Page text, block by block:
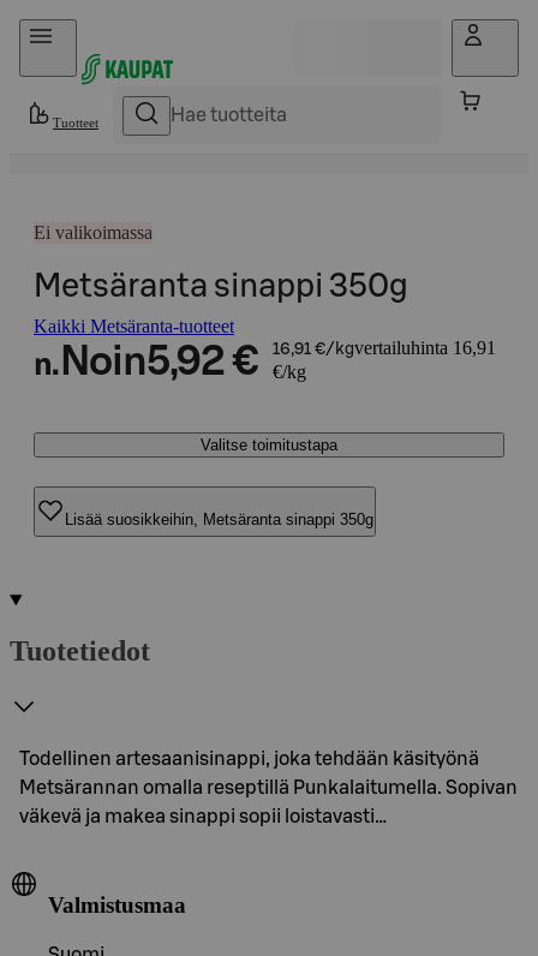
Hyppää sisältöön
Tuotteet
Ei valikoimassa
Metsäranta sinappi 350g
Kaikki Metsäranta-tuotteet
n. Noin5,92 € 16,91 €/kgvertailuhinta 16,91
€/kg
Valitse toimitustapa
Lisää suosikkeihin, Metsäranta sinappi 350g
Tuotetiedot
Todellinen artesaanisinappi, joka tehdään käsityönä
Metsärannan omalla reseptillä Punkalaitumella. Sopivan
väkevä ja makea sinappi sopii loistavasti…
Valmistusmaa